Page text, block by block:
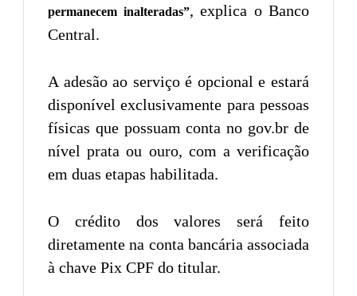
permanecem inalteradas”, explica o Banco
Central.
A adesão ao serviço é opcional e estará
disponível exclusivamente para pessoas
físicas que possuam conta no gov.br de
nível prata ou ouro, com a verificação
em duas etapas habilitada.
O crédito dos valores será feito
diretamente na conta bancária associada
à chave Pix CPF do titular.